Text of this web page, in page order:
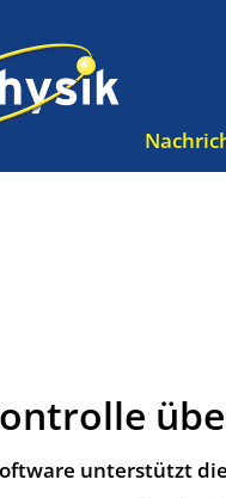
unterstützt